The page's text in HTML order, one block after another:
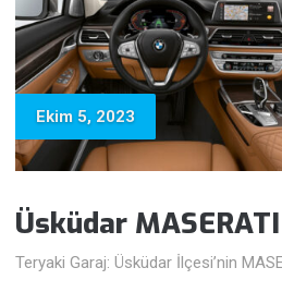
Ekim 5, 2023
Üsküdar
Teryaki Garaj: Üsküdar İlçesi’nin